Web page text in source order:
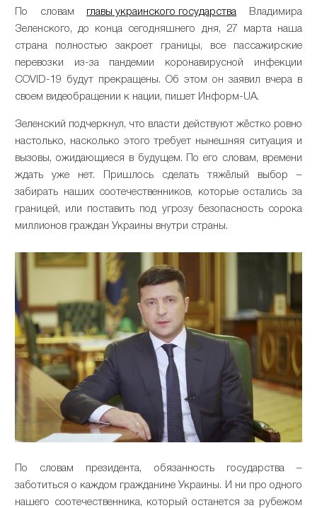
По словам главы украинского государства Владимира
Зеленского, до конца сегодняшнего дня, 27 марта наша
страна полностью закроет границы, все пассажирские
перевозки из-за пандемии коронавирусной инфекции
COVID-19 будут прекращены. Об этом он заявил вчера в
своем видеобращении к нации, пишет Информ-UA.
Зеленский подчеркнул, что власти действуют жёстко ровно
настолько, насколько этого требует нынешняя ситуация и
вызовы, ожидающиеся в будущем. По его словам, времени
ждать уже нет. Пришлось сделать тяжёлый выбор –
забирать наших соотечественников, которые остались за
границей, или поставить под угрозу безопасность сорока
миллионов граждан Украины внутри страны.
По словам президента, обязанность государства –
заботиться о каждом гражданине Украины. И ни про одного
нашего соотечественника, который останется за рубежом